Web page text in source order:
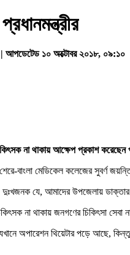
আপডেটেড ১০ অক্টোবর ২০১৮, ০৯:১০
না থাকায় আক্ষেপ প্রকাশ করেছেন
বাংলা মেডিকেল কলেজের সুবর্ণ
দুঃখজনক যে, আমাদের উপজেলায়
না থাকায় জনগণের চিকিৎসা সেবা
অপারেশন থিয়েটার পড়ে আছে,